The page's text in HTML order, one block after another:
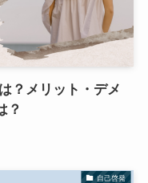
？メリット・デメ
？
自己啓発